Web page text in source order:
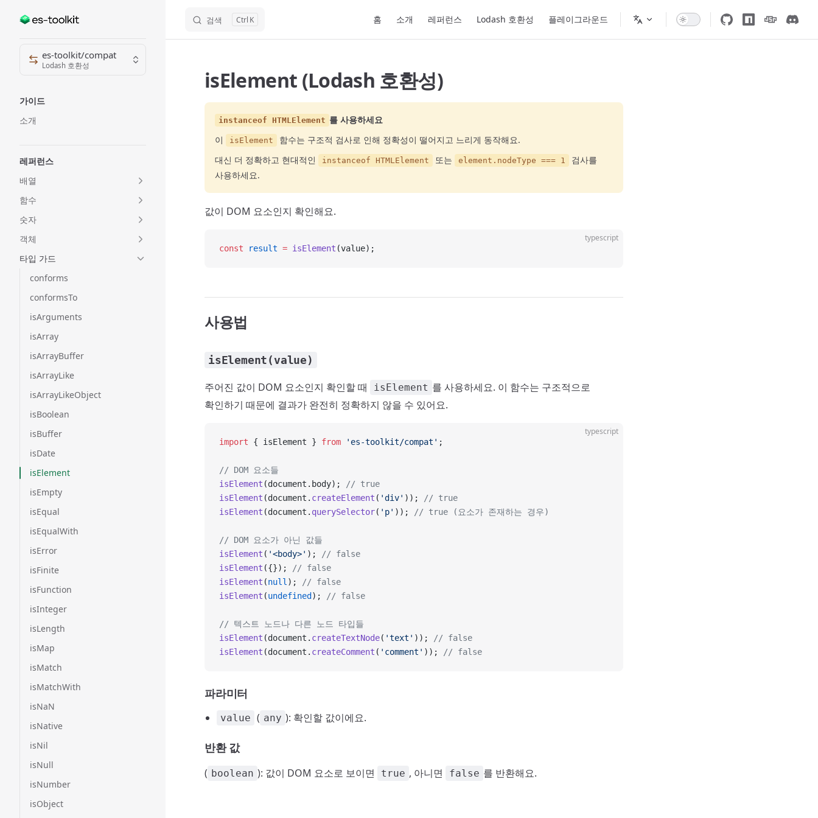
Skip to content 검색 K 홈 소개 레퍼런스 Lodash 호환성 플레이그라운드
Sidebar Navigation
es-toolkit/compat
Lodash 호환성
가이드
소개
레퍼런스
배열
함수
숫자
객체
타입 가드
conforms
conformsTo
isArguments
isArray
isArrayBuffer
isArrayLike
isArrayLikeObject
isBoolean
isBuffer
isDate
isElement
isEmpty
isEqual
isEqualWith
isError
isFinite
isFunction
isInteger
isLength
isMap
isMatch
isMatchWith
isNaN
isNative
isNil
isNull
isNumber
isObject
isElement (Lodash 호환성)
instanceof HTMLElement 를 사용하세요
이
isElement
함수는 구조적 검사로 인해 정확성이 떨어지고 느리게 동작해요.
대신 더 정확하고 현대적인
instanceof HTMLElement 또는 element.nodeType === 1
검사를
사용하세요.
값이 DOM 요소인지 확인해요.
typescript
const result = isElement (value);
사용법
isElement(value)
주어진 값이 DOM 요소인지 확인할 때 isElement 를 사용하세요. 이 함수는 구조적으로
확인하기 때문에 결과가 완전히 정확하지 않을 수 있어요.
typescript
import { isElement } from 'es-toolkit/compat' ;
// DOM 요소들
isElement (document.body);
// true
isElement (document. createElement ( 'div' ));
// true
isElement (document. querySelector( 'p' )); // true (요소가 존재하는 경우)
// DOM 요소가 아닌 값들
isElement ( '<body>' );
// false
isElement ({});
// false
isElement (null );
// false
isElement (undefined ); // false
// 텍스트 노드나 다른 노드 타입들
isElement (document. createTextNode( 'text' ));
// false
isElement (document. createComment ( 'comment' )); // false
파라미터
value ( any ): 확인할 값이에요.
반환 값
( boolean ): 값이 DOM 요소로 보이면 true , 아니면 false 를 반환해요.